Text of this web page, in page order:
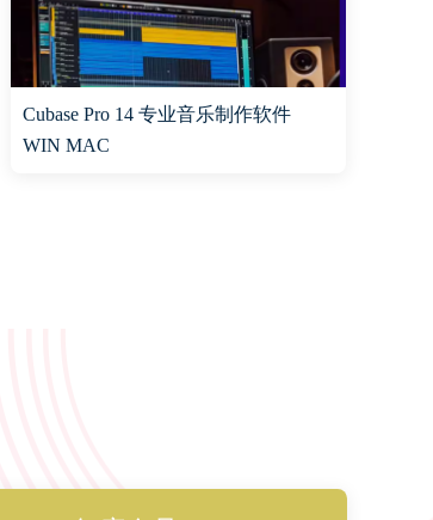
Cubase Pro 14 专业音乐制作软件
WIN MAC